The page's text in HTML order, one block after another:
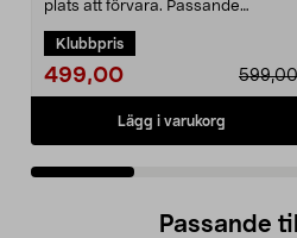
plats att förvara. Passande
Klubbpris
499,00 599,00
Lägg i varukorg
Passande